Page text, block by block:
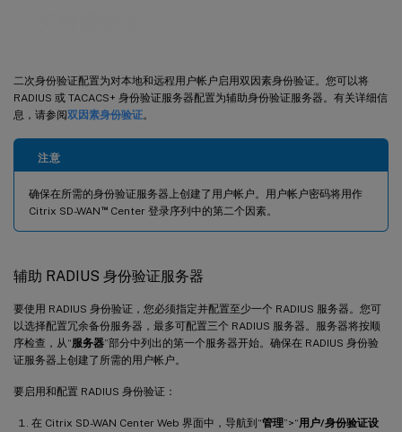
二次身份验证配置为对本地和远程用户帐户启用双因素身份验证。您可以将
RADIUS 或 TACACS+ 身份验证服务器配置为辅助身份验证服务器。有关详细信
息，请参阅双因素身份验证。
注意
确保在所需的身份验证服务器上创建了用户帐户。用户帐户密码将用作
Citrix SD-WAN ™Center 登录序列中的第二个因素。
辅助 RADIUS 身份验证服务器
要使用 RADIUS 身份验证，您必须指定并配置至少一个 RADIUS 服务器。您可
以选择配置冗余备份服务器，最多可配置三个 RADIUS 服务器。服务器将按顺
序检查，从“服务器”部分中列出的第一个服务器开始。确保在 RADIUS 身份验
证服务器上创建了所需的用户帐户。
要启用和配置 RADIUS 身份验证：
在 Citrix SD-WAN Center Web 界面中，导航到“管理”>“用户/身份验证设